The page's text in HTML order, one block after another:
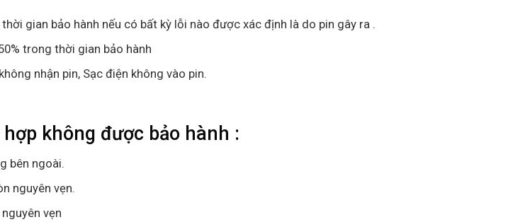
gian bảo hành nếu có bất kỳ lỗi nào được xác định là do pin gây ra .
trong thời gian bảo hành
nhận pin, Sạc điện không vào pin.
không được bảo hành :
bên ngoài.
nguyên vẹn.
vẹn